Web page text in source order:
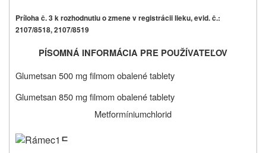
Príloha č. 3 k rozhodnutiu o zmene v registrácii lieku, evid. č.:
2107/8518, 2107/8519
PÍSOMNÁ INFORMÁCIA PRE POUŽÍVATEĽOV
Glumetsan 500 mg filmom obalené tablety
Glumetsan 850 mg filmom obalené tablety
Metformíniumchlorid
ﾧ